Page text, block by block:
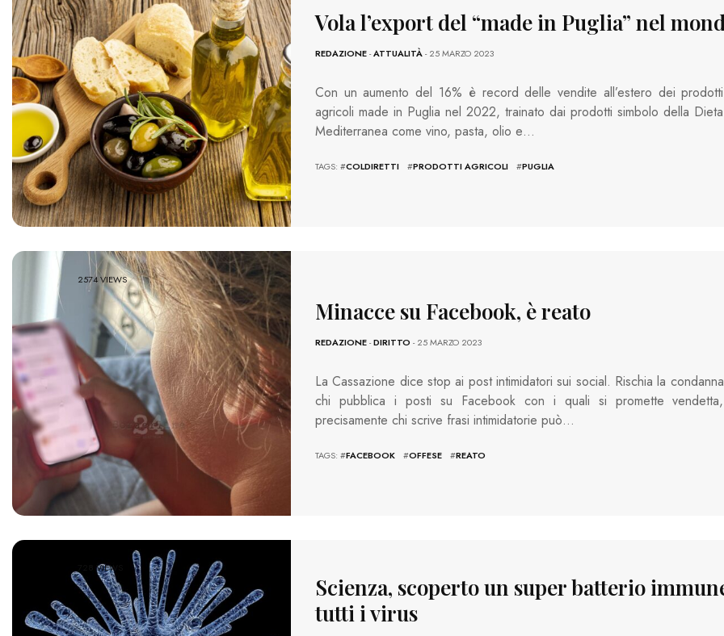
Vola l’export del “made in Puglia” nel
REDAZIONE-ATTUALITÀ- 25 MARZO 2023
Con un aumento del 16% è record delle vendite all’estero dei prodotti
agricoli made in Puglia nel 2022, trainato dai prodotti simbolo della Dieta
Mediterranea come vino, pasta, olio e…
TAGS: #COLDIRETTI #PRODOTTI AGRICOLI #PUGLIA
2574 VIEWS
Minacce su Facebook, è reato
REDAZIONE-DIRITTO - 25 MARZO 2023
La Cassazione dice stop ai post intimidatori sui social. Rischia la condanna
chi pubblica i posti su Facebook con i quali si promette vendetta,
precisamente chi scrive frasi intimidatorie può…
TAGS: #FACEBOOK #OFFESE #REATO
728 VIEWS
Scienza, scoperto un super batterio
tutti i virus